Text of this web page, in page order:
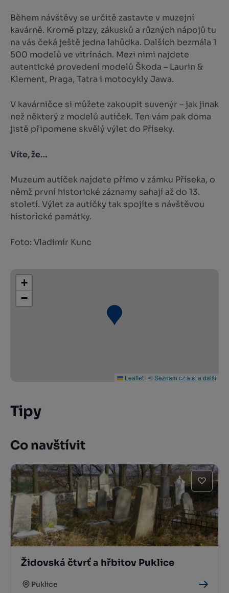
Během návštěvy se určitě zastavte v muzejní
kavárně. Kromě pizzy, zákusků a různých nápojů tu
na vás čeká ještě jedna lahůdka. Dalších bezmála 1
500 modelů ve vitrínách. Mezi nimi najdete
autentické provedení modelů Škoda – Laurin &
Klement, Praga, Tatra i motocykly Jawa.
V kavárničce si můžete zakoupit suvenýr – jak jinak
než některý z modelů autíček. Ten vám pak doma
jistě připomene skvělý výlet do Příseky.
Víte, že…
Muzeum autíček najdete přímo v zámku Příseka, o
němž první historické záznamy sahají až do 13.
století. Výlet za autíčky tak spojíte s návštěvou
historické památky.
Foto: Vladimír Kunc
+
−
Leaflet | © Seznam.cz a.s. a další
Tipy
Co navštívit
Židovská čtvrť a hřbitov Puklice
Puklice